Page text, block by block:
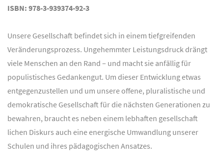
ISBN: 978-3-939374-92-3
Unsere Gesellschaft befindet sich in einem tiefgreifenden
Veränderungsprozess. Ungehemmter Leistungsdruck drängt
viele Menschen an den Rand – und macht sie anfällig für
populistisches Gedankengut. Um dieser Entwicklung etwas
entgegenzustellen und um unsere offene, pluralistische und
demokratische Gesellschaft für die nächsten Generationen zu
bewahren, braucht es neben einem lebhaften gesellschaft
lichen Diskurs auch eine energische Umwandlung unserer
Schulen und ihres pädagogischen Ansatzes.